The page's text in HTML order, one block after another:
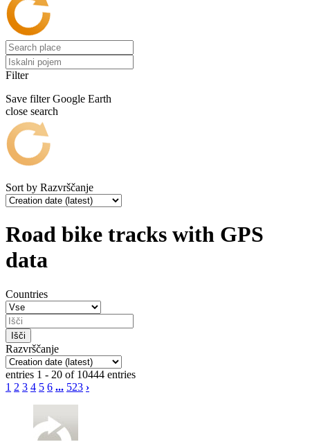
Filter
Save filter Google Earth
close search
Sort by Razvrščanje
Road bike tracks with GPS
data
Countries
Razvrščanje
entries 1 - 20 of 10444 entries
1 2 3 4 5 6 ... 523 ›